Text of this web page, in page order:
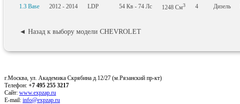
1.3 Base
2012 - 2014 LDP 54 Кв - 74 Лс 1248 См3 4 Дизель
◄ Назад к выбору модели CHEVROLET
г.Москва, ул. Академика Скрябина д.12/27 (м.Рязанский пр-кт)
Телефон: +7 495 255 3217
Сайт: www.expzap.ru
E-mail: info@expzap.ru